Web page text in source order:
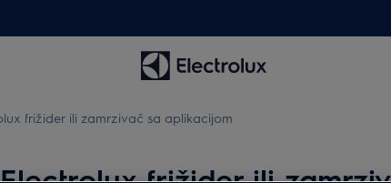
frižider ili zamrzivač sa aplikacijom